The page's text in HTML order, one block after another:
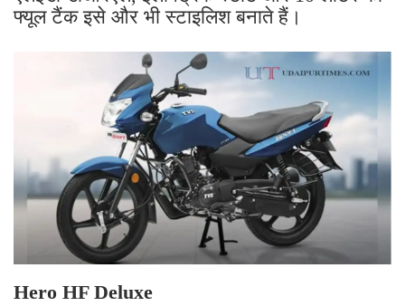
फ्यूल टैंक इसे और भी स्टाइलिश बनाते हैं।
Hero HF Deluxe